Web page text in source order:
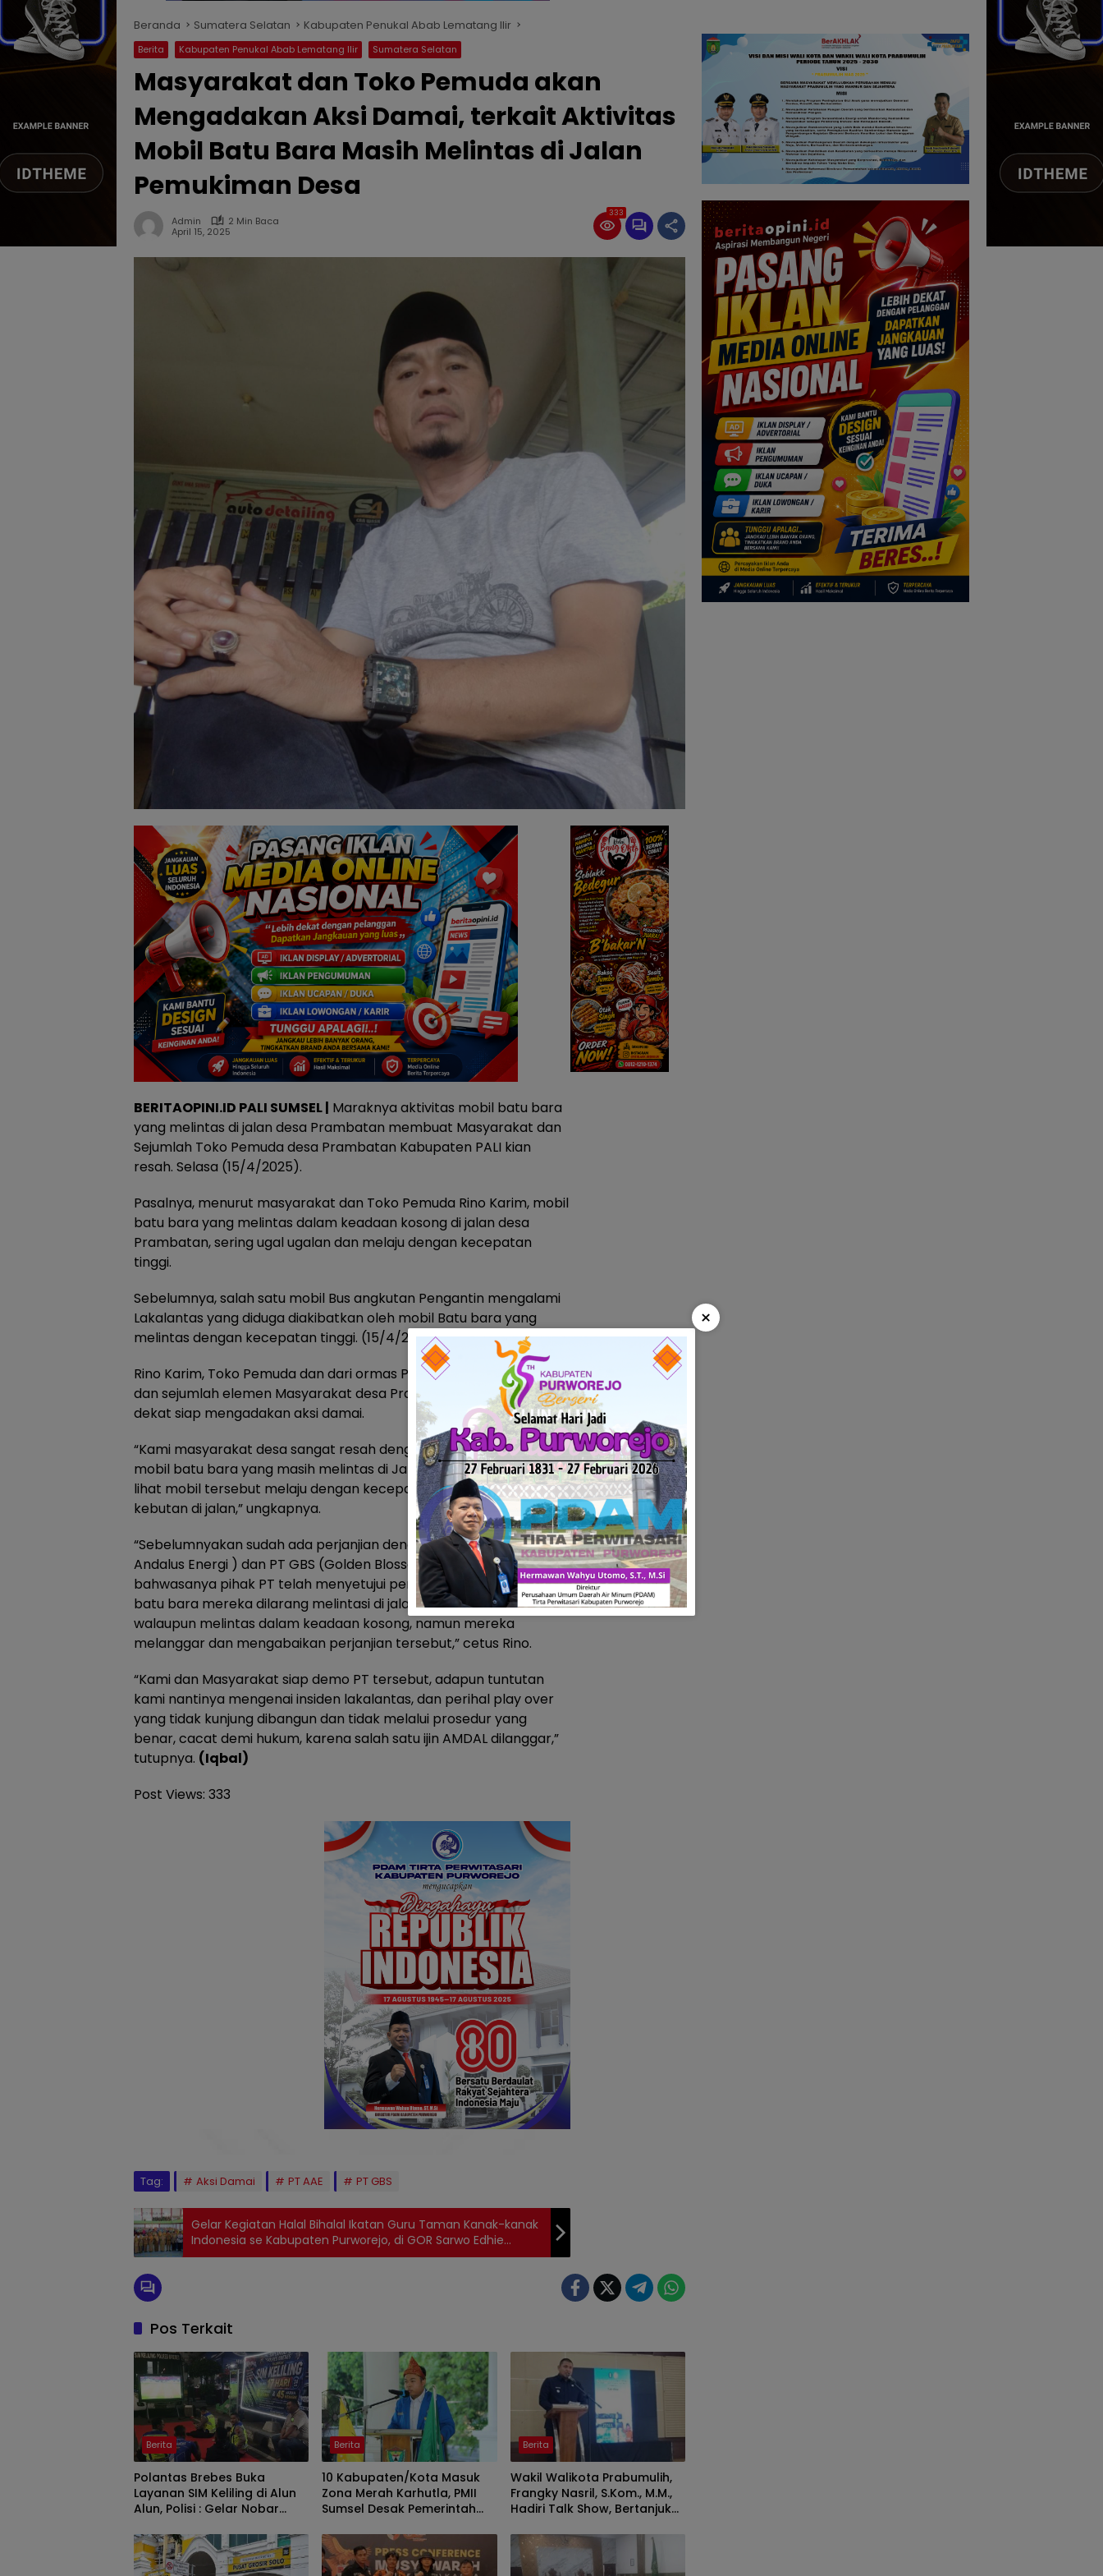
Beranda Sumatera Selatan Kabupaten Penukal Abab Lematang Ilir
Berita Kabupaten Penukal Abab Lematang Ilir Sumatera Selatan
Masyarakat dan Toko Pemuda akan
Mengadakan Aksi Damai, terkait Aktivitas
Mobil Batu Bara Masih Melintas di Jalan
Pemukiman Desa
Admin
2 Min Baca
April 15, 2025
333
BERITAOPINI.ID PALI SUMSEL | Maraknya aktivitas mobil batu bara
yang melintas di jalan desa Prambatan membuat Masyarakat dan
Sejumlah Toko Pemuda desa Prambatan Kabupaten PALI kian
resah. Selasa (15/4/2025).
Pasalnya, menurut masyarakat dan Toko Pemuda Rino Karim, mobil
batu bara yang melintas dalam keadaan kosong di jalan desa
Prambatan, sering ugal ugalan dan melaju dengan kecepatan
tinggi.
Sebelumnya, salah satu mobil Bus angkutan Pengantin mengalami
Lakalantas yang diduga diakibatkan oleh mobil Batu bara yang
melintas dengan kecepatan tinggi. (15/4/2025).
Rino Karim, Toko Pemuda dan dari ormas PP (Pemuda Pancasila)
dan sejumlah elemen Masyarakat desa Prambatan, dalam waktu
dekat siap mengadakan aksi damai.
“Kami masyarakat desa sangat resah dengan aktivitas lalu lalang
mobil batu bara yang masih melintas di Jalan desa, sering kami
lihat mobil tersebut melaju dengan kecepatan tinggi, kebut
kebutan di jalan,” ungkapnya.
“Sebelumnyakan sudah ada perjanjian dengan PT AAE (Abani
Andalus Energi ) dan PT GBS (Golden Blossom Sumatra )
bahwasanya pihak PT telah menyetujui perjanjian, bahwa mobil
batu bara mereka dilarang melintasi di jalan pemukiman warga
walaupun melintas dalam keadaan kosong, namun mereka
melanggar dan mengabaikan perjanjian tersebut,” cetus Rino.
“Kami dan Masyarakat siap demo PT tersebut, adapun tuntutan
kami nantinya mengenai insiden lakalantas, dan perihal play over
yang tidak kunjung dibangun dan tidak melalui prosedur yang
benar, cacat demi hukum, karena salah satu ijin AMDAL dilanggar,”
tutupnya. (Iqbal)
Post Views: 333
Tag: Aksi Damai PT AAE PT GBS
Gelar Kegiatan Halal Bihalal Ikatan Guru Taman Kanak-kanak
Indonesia se Kabupaten Purworejo, di GOR Sarwo Edhie
Wibowo
Pos Terkait
Berita
Polantas Brebes Buka
Layanan SIM Keliling di Alun
Alun, Polisi : Gelar Nobar
Berita
10 Kabupaten/Kota Masuk
Zona Merah Karhutla, PMII
Sumsel Desak Pemerintah
Berita
Wakil Walikota Prabumulih,
Frangky Nasril, S.Kom., M.M.,
Hadiri Talk Show, Bertanjuk
Bumi di SMAN 2 Prabumulih
×